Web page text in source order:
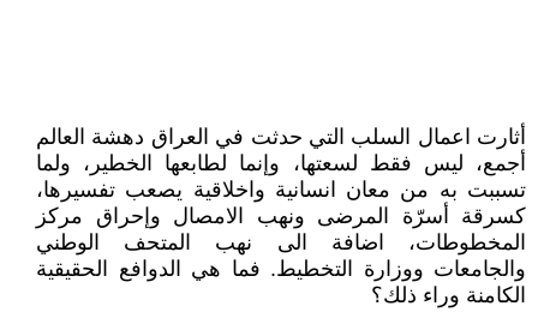
أثارت اعمال السلب التي حدثت في العراق دهشة العالم
أجمع، ليس فقط لسعتها، وإنما لطابعها الخطير، ولما
تسببت به من معان انسانية واخلاقية يصعب تفسيرها،
كسرقة أسرّة المرضى ونهب الامصال وإحراق مركز
المخطوطات، اضافة الى نهب المتحف الوطني
والجامعات ووزارة التخطيط. فما هي الدوافع الحقيقية
الكامنة وراء ذلك؟